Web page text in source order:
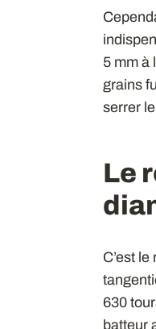
5 mm à
grains
serrer
Le
C’est
630
batteur